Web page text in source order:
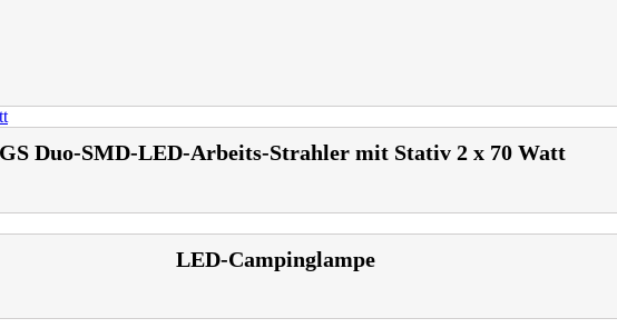
Duo-SMD-LED-Arbeits-Strahler mit Stativ 2 x 70 Watt
LED-Campinglampe